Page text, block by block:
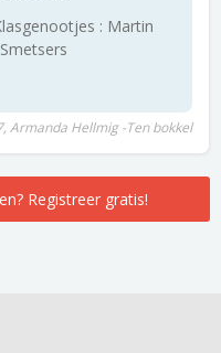
: Martin
Armanda Hellmig -Ten bokkel
Registreer gratis!